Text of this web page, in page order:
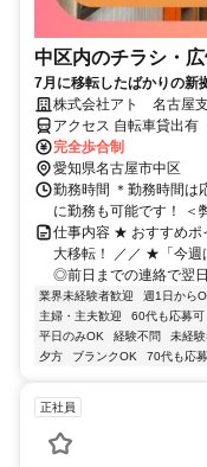
中区内のチラシ・
7月に移転したばかりの新
OK！自由シフト！＜公式
株式会社アト 名古屋
アクセス 自転車貸出有
徒歩11分、栄生駅（名
（名古屋市営東山線）
鉄・近鉄・名鉄）徒歩
完全歩合制
愛知県名古屋市中区
勤務時間 ＊勤務時間は
に勤務も可能です！ ＜
仕事内容 ★ おすすめポ
大移転！ ／／ ★「今
◎前日までの連絡で翌
業界未経験者歓迎 週1日から
主婦・主夫歓迎
60代も応募可
平日のみOK
経験不問 未経
夕方
ブランクOK 70代も応
正社員